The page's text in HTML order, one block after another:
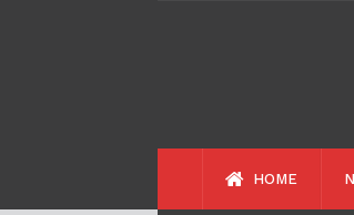
HOME